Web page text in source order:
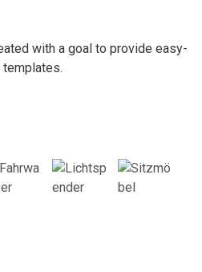
with a goal to provide easy-